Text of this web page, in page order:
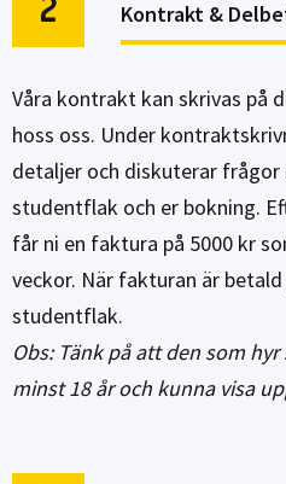
2 Kontrakt &
Våra kontrakt kan skrivas på
hoss oss. Under
detaljer och diskuterar frågor
studentflak och er bokning.
får ni en faktura på 5000 kr
veckor. När fakturan är
studentflak.
Obs: Tänk på att den som
minst 18 år och kunna visa